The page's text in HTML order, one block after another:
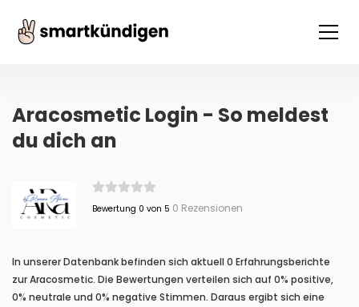
Aracosmetic Login - So meldest
du dich an
Bewertung 0 von 5 0 Rezensionen
In unserer Datenbank befinden sich aktuell 0 Erfahrungsberichte
zur Aracosmetic. Die Bewertungen verteilen sich auf 0% positive,
0% neutrale und 0% negative Stimmen. Daraus ergibt sich eine